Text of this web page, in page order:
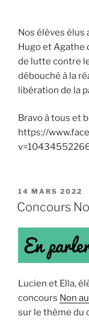
Nos élèves élus
Hugo et Agathe
de lutte contre
débouché à la
libération de la
Bravo à tous et
https://
PUBLIÉ
LE
14 MARS 2022
Concours
Lucien et Ella,
concours Non
sur le thème du